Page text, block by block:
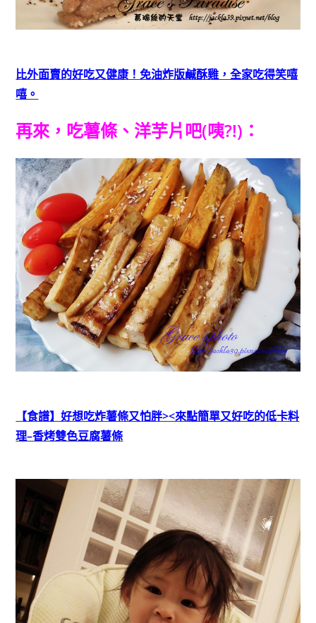
比外面賣的好吃又健康！免油炸版鹹酥雞，全家吃得笑嘻
嘻。
再來，吃薯條、洋芋片吧(咦?!)：
【食譜】好想吃炸薯條又怕胖><來點簡單又好吃的低卡料
理–香烤雙色豆腐薯條